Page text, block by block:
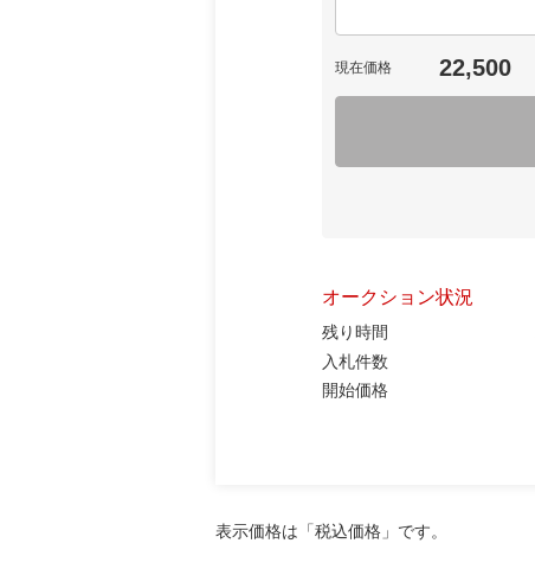
現在価格 22,500
オークション状況
残り時間
入札件数
開始価格
表示価格は「税込価格」です。